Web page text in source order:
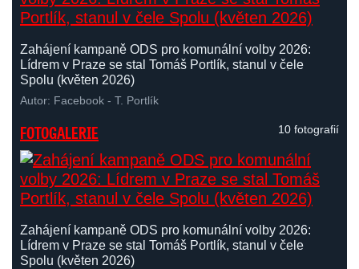
Zahájení kampaně ODS pro komunální volby 2026:
Lídrem v Praze se stal Tomáš Portlík, stanul v čele
Spolu (květen 2026)
Autor: Facebook - T. Portlík
FOTOGALERIE 10 fotografií
Zahájení kampaně ODS pro komunální volby 2026:
Lídrem v Praze se stal Tomáš Portlík, stanul v čele
Spolu (květen 2026)